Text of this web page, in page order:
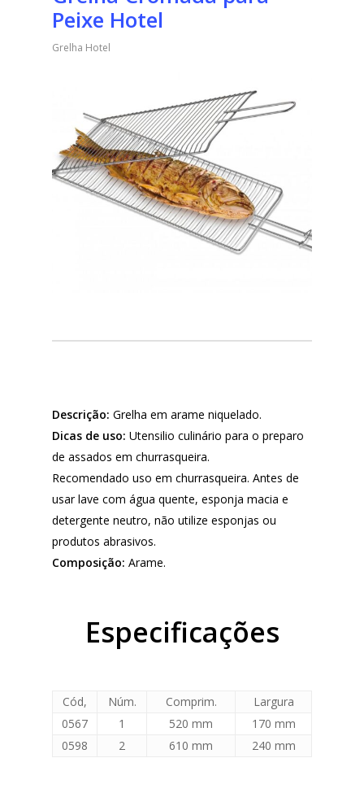
Peixe Hotel
Grelha Hotel
Descrição: Grelha em arame niquelado.
Dicas de uso: Utensilio culinário para o preparo
de assados em churrasqueira.
Recomendado uso em churrasqueira. Antes de
usar lave com água quente, esponja macia e
detergente neutro, não utilize esponjas ou
produtos abrasivos.
Composição: Arame.
Especificações
Cód, Núm. Comprim.
Largura
0567
1 520 mm
170 mm
0598
2 610 mm 240 mm